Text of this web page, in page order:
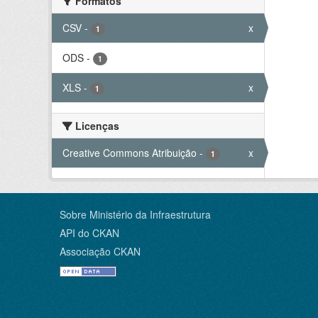
CSV - 1 x
ODS - 1
XLS - 1 x
Licenças
Creative Commons Atribuição - 1 x
Sobre Ministério da Infraestrutura
API do CKAN
Associação CKAN